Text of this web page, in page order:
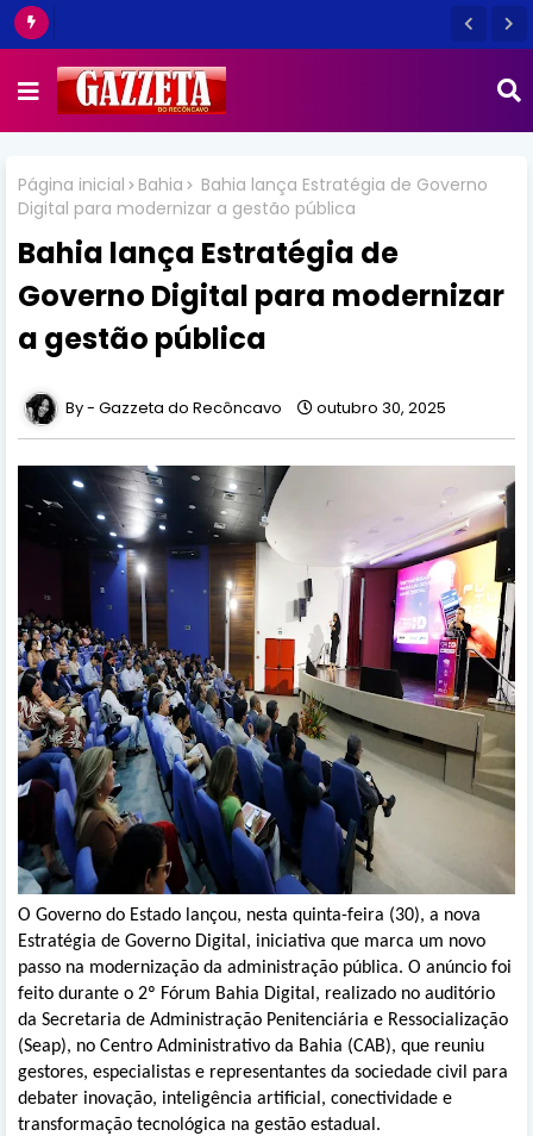
Página inicial Bahia
Bahia lança Estratégia de Governo
Digital para modernizar a gestão pública
Bahia lança Estratégia de
Governo Digital para modernizar
a gestão pública
Gazzeta do Recôncavo outubro 30, 2025
O Governo do Estado lançou, nesta quinta-feira (30), a nova
Estratégia de Governo Digital, iniciativa que marca um novo
passo na modernização da administração pública. O anúncio foi
feito durante o 2º Fórum Bahia Digital, realizado no auditório
da Secretaria de Administração Penitenciária e Ressocialização
(Seap), no Centro Administrativo da Bahia (CAB), que reuniu
gestores, especialistas e representantes da sociedade civil para
debater inovação, inteligência artificial, conectividade e
transformação tecnológica na gestão estadual.